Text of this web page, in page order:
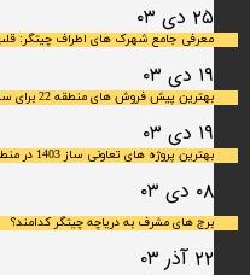
۲۵ دی ۰۳
معرفی جامع شهرک‌ های اطراف چیتگر:
۱۹ دی ۰۳
بهترین پیش فروش های منطقه 22 برای سال 1403
۱۹ دی ۰۳
بهترین پروژه های تعاونی ساز 1403 در منطقه 22 کدامند؟
۰۸ دی ۰۳
برج های مشرف به دریاچه چیتگر کدامند؟
۲۲ آذر ۰۳